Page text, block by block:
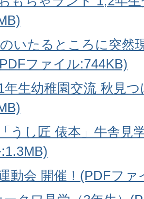
いたるところに突然
ファイル:744KB)
年生幼稚園交流 秋見
うし匠 俵本」牛舎見
動会 開催！(PDFファ